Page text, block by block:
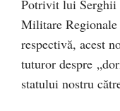
Potrivit lui Serghii
Militare
respectivă, acest
tuturor despre
statului nostru